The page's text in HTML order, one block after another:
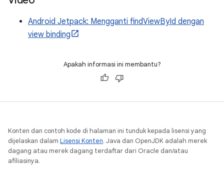
Android Jetpack: Mengganti findViewById dengan
view binding
Apakah informasi ini membantu?
Konten dan contoh kode di halaman ini tunduk kepada lisensi yang
dijelaskan dalam Lisensi Konten. Java dan OpenJDK adalah merek
dagang atau merek dagang terdaftar dari Oracle dan/atau
afiliasinya.